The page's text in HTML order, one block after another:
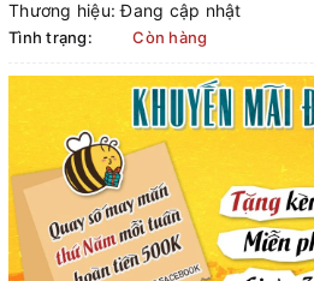
Thương hiệu: Đang cập nhật
Tình trạng: Còn hàng